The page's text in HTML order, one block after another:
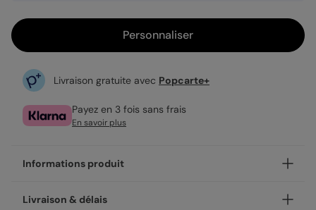
Personnaliser
Livraison gratuite avec Popcarte+
Payez en 3 fois sans frais
En savoir plus
Informations produit
Personnalisez votre carte de noël Chaussettes de Noël,
Livraison & délais